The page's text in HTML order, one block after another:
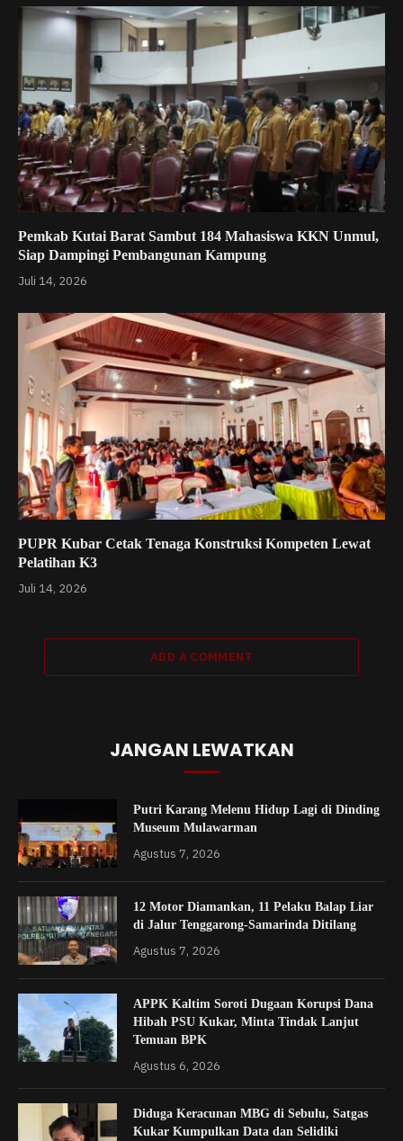
Pemkab Kutai Barat Sambut 184 Mahasiswa KKN Unmul,
Siap Dampingi Pembangunan Kampung
Juli 14, 2026
PUPR Kubar Cetak Tenaga Konstruksi Kompeten Lewat
Pelatihan K3
Juli 14, 2026
ADD A COMMENT
JANGAN LEWATKAN
Putri Karang Melenu Hidup Lagi di Dinding
Museum Mulawarman
Agustus 7, 2026
12 Motor Diamankan, 11 Pelaku Balap Liar
di Jalur Tenggarong-Samarinda Ditilang
Agustus 7, 2026
APPK Kaltim Soroti Dugaan Korupsi Dana
Hibah PSU Kukar, Minta Tindak Lanjut
Temuan BPK
Agustus 6, 2026
Diduga Keracunan MBG di Sebulu, Satgas
Kukar Kumpulkan Data dan Selidiki